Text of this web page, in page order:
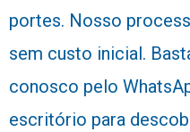
portes. Nosso
sem custo inicial.
conosco pelo
escritório para